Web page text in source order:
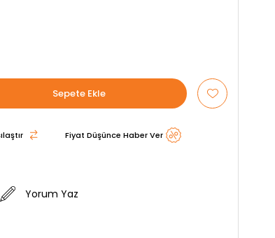
Fiyat Düşünce Haber Ver
Yorum Yaz